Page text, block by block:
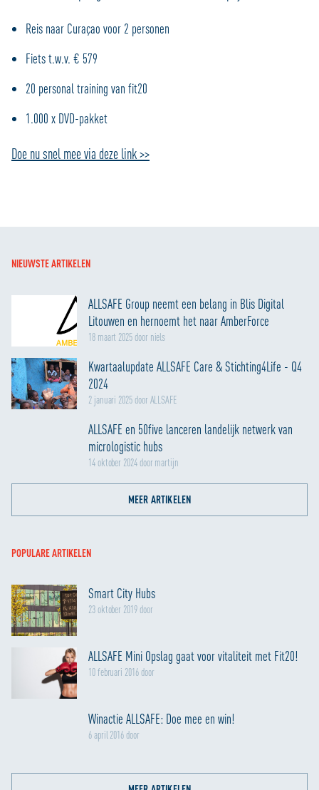
Reis naar Curaçao voor 2 personen
Fiets t.w.v. € 579
20 personal training van fit20
1.000 x DVD-pakket
Doe nu snel mee via deze link >>
NIEUWSTE ARTIKELEN
ALLSAFE Group neemt een belang in Blis Digital
Litouwen en hernoemt het naar AmberForce
18 maart 2025 door niels
Kwartaalupdate ALLSAFE Care & Stichting4Life - Q4
2024
2 januari 2025 door ALLSAFE
ALLSAFE en 50five lanceren landelijk netwerk van
micrologistic hubs
14 oktober 2024 door martijn
MEER ARTIKELEN
POPULARE ARTIKELEN
Smart City Hubs
23 oktober 2019 door
ALLSAFE Mini Opslag gaat voor vitaliteit met Fit20!
10 februari 2016 door
Winactie ALLSAFE: Doe mee en win!
6 april 2016 door